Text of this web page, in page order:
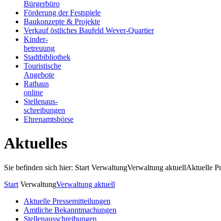
Bürgerbüro
Förderung der Festspiele
Baukonzepte & Projekte
Verkauf östliches Baufeld Wever-Quartier
Kinder-
betreuung
Stadtbibliothek
Touristische
Angebote
Rathaus
online
Stellenaus-
schreibungen
Ehrenamtsbörse
Aktuelles
Sie befinden sich hier: Start VerwaltungVerwaltung aktuellAktuelle
Start VerwaltungVerwaltung aktuell
Aktuelle Pressemitteilungen
Amtliche Bekanntmachungen
Stellenausschreibungen